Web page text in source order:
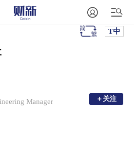
T中
Manager ＋关注
＋关注